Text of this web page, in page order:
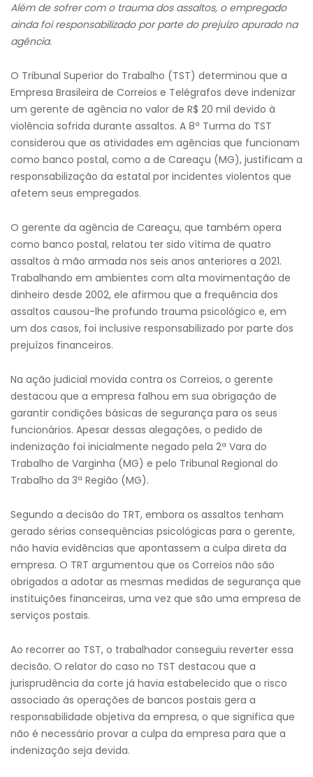
Além de sofrer com o trauma dos assaltos, o empregado
ainda foi responsabilizado por parte do prejuízo apurado na
agência.
O Tribunal Superior do Trabalho (TST) determinou que a
Empresa Brasileira de Correios e Telégrafos deve indenizar
um gerente de agência no valor de R$ 20 mil devido à
violência sofrida durante assaltos. A 8ª Turma do TST
considerou que as atividades em agências que funcionam
como banco postal, como a de Careaçu (MG), justificam a
responsabilização da estatal por incidentes violentos que
afetem seus empregados.
O gerente da agência de Careaçu, que também opera
como banco postal, relatou ter sido vítima de quatro
assaltos à mão armada nos seis anos anteriores a 2021.
Trabalhando em ambientes com alta movimentação de
dinheiro desde 2002, ele afirmou que a frequência dos
assaltos causou-lhe profundo trauma psicológico e, em
um dos casos, foi inclusive responsabilizado por parte dos
prejuízos financeiros.
Na ação judicial movida contra os Correios, o gerente
destacou que a empresa falhou em sua obrigação de
garantir condições básicas de segurança para os seus
funcionários. Apesar dessas alegações, o pedido de
indenização foi inicialmente negado pela 2ª Vara do
Trabalho de Varginha (MG) e pelo Tribunal Regional do
Trabalho da 3ª Região (MG).
Segundo a decisão do TRT, embora os assaltos tenham
gerado sérias consequências psicológicas para o gerente,
não havia evidências que apontassem a culpa direta da
empresa. O TRT argumentou que os Correios não são
obrigados a adotar as mesmas medidas de segurança que
instituições financeiras, uma vez que são uma empresa de
serviços postais.
Ao recorrer ao TST, o trabalhador conseguiu reverter essa
decisão. O relator do caso no TST destacou que a
jurisprudência da corte já havia estabelecido que o risco
associado às operações de bancos postais gera a
responsabilidade objetiva da empresa, o que significa que
não é necessário provar a culpa da empresa para que a
indenização seja devida.